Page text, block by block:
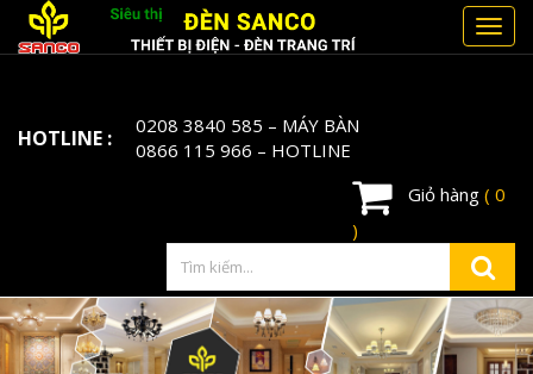
HOTLINE : 0208 3840 585 – MÁY BÀN
0866 115 966 – HOTLINE
Giỏ hàng ( 0
)